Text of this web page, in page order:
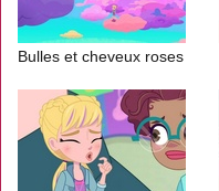
Bulles et cheveux roses